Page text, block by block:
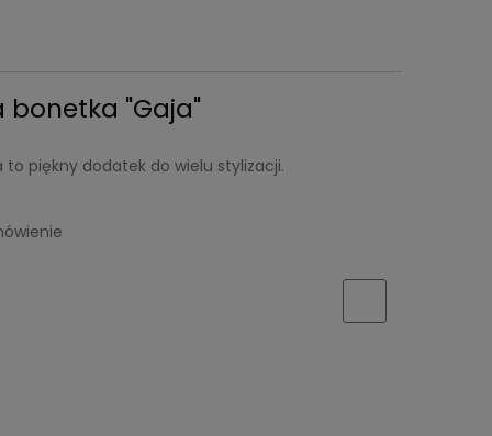
bonetka "Gaja"
piękny dodatek do wielu stylizacji.